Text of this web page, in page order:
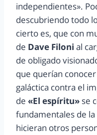
independientes».
descubriendo todo
cierto es, que con
de Dave Filoni al
de obligado
que querían
galáctica contra el
de «El espíritu» se
fundamentales de la
hicieran otros